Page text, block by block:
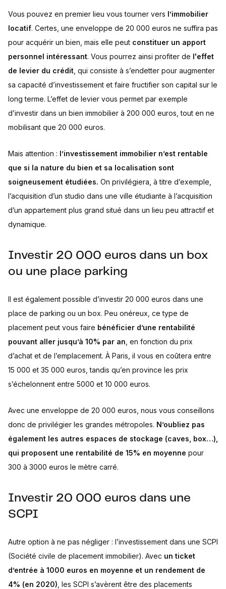
Vous pouvez en premier lieu vous tourner vers l’immobilier
locatif. Certes, une enveloppe de 20 000 euros ne suffira pas
pour acquérir un bien, mais elle peut constituer un apport
personnel intéressant. Vous pourrez ainsi profiter de l'effet
de levier du crédit , qui consiste à s’endetter pour augmenter
sa capacité d’investissement et faire fructifier son capital sur le
long terme. L’effet de levier vous permet par exemple
d’investir dans un bien immobilier à 200 000 euros, tout en ne
mobilisant que 20 000 euros.
Mais attention : l’investissement immobilier n’est rentable
que si la nature du bien et sa localisation sont
soigneusement étudiées. On privilégiera, à titre d’exemple,
l’acquisition d’un studio dans une ville étudiante à l’acquisition
d’un appartement plus grand situé dans un lieu peu attractif et
dynamique.
Investir 20 000 euros dans un box
ou une place parking
Il est également possible d’investir 20 000 euros dans une
place de parking ou un box. Peu onéreux, ce type de
placement peut vous faire bénéficier d’une rentabilité
pouvant aller jusqu’à 10% par an , en fonction du prix
d’achat et de l’emplacement. À Paris, il vous en coûtera entre
15 000 et 35 000 euros, tandis qu’en province les prix
s’échelonnent entre 5000 et 10 000 euros.
Avec une enveloppe de 20 000 euros, nous vous conseillons
donc de privilégier les grandes métropoles. N’oubliez pas
également les autres espaces de stockage (caves, box…),
qui proposent une rentabilité de 15% en moyenne pour
300 à 3000 euros le mètre carré.
Investir 20 000 euros dans une
SCPI
Autre option à ne pas négliger : l’investissement dans une SCPI
(Société civile de placement immobilier). Avec un ticket
d’entrée à 1000 euros en moyenne et un rendement de
4% (en 2020) , les SCPI s’avèrent être des placements